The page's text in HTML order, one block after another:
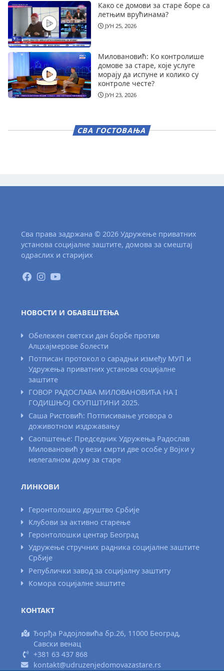
Како се домови за старе боре са
летњим врућинама?
ЈУН 25, 2026
Миловановић: Ко контролише
домове за старе, које услуге
морају да испуне и колико су
контроле честе?
ЈУН 23, 2026
СВА ГОСТОВАЊА
Сва права задржана © 2026 Удружење приватних
установа социјалне заштите, домова за смештај
одраслих и старијих
НОВОСТИ И ОБАВЕШТЕЊА
Обележен светски дан борбе против
Алцхајмерове болести
Потписан протокол о сарадњи између МУП и
Удружења приватних установа социјалне
заштите
ГОВОР РАДОСЛАВА МИЛОВАНОВИЋА НА I
ГОДИШЊОЈ СКУПШТИНИ 2025.
Саша Ристовић: Потписивање уговора о
доживотном издржавању
Саопштење: Председник Удружења Радослав
Миловановић у вези смрти две особе у Војки у
нелегалном дому за старе
ЛИНКОВИ
Геронтолошко друштво Србије
Клубови за активно старење
Геронтолошки центар Београд
Удружење стручних радника социјалне заштите
Србије
Републички завод за социјалну заштиту
Комора социјалне заштите
КОНТАКТ
Ђорђа Радојловића бр.26, 11000 Београд,
Савски венац
+381 63 437 868
kontakt@udruzenjedomovazastare.rs